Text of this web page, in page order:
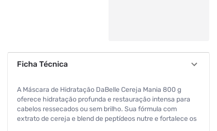
Ficha Técnica
A Máscara de Hidratação DaBelle Cereja Mania 800 g
oferece hidratação profunda e restauração intensa para
cabelos ressecados ou sem brilho. Sua fórmula com
extrato de cereja e blend de peptídeos nutre e fortalece os